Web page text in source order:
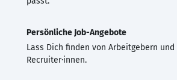
Persönliche Job-Angebote
Lass Dich finden von Arbeitgebern und
Recruiter·innen.